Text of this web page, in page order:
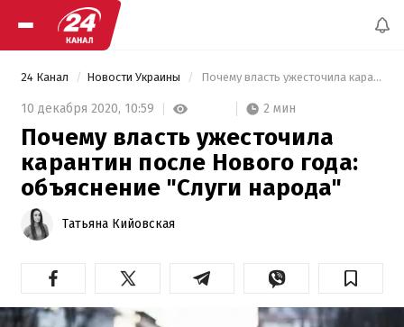
24 Канал Новости Украины Почему власть ужесточила карантин после Нового года: объяснение "Слуги народа"
10 декабря 2020, 10:59 2 мин
Почему власть ужесточила
карантин после Нового года:
объяснение "Слуги народа"
Татьяна Кийовская